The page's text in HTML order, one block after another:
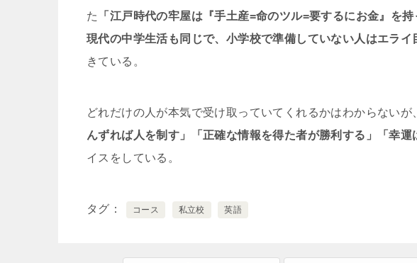
た
「江戸時代の牢屋は『手土産=命のツル=要するにお金』を
現代の中学生活も同じで、小学校で準備していない人はエライ
きている。
どれだけの人が本気で受け取っていてくれるかはわからないが
んずれば人を制す」「正確な情報を得た者が勝利する」「幸運
イスをしている。
タグ コース 私立校 英語